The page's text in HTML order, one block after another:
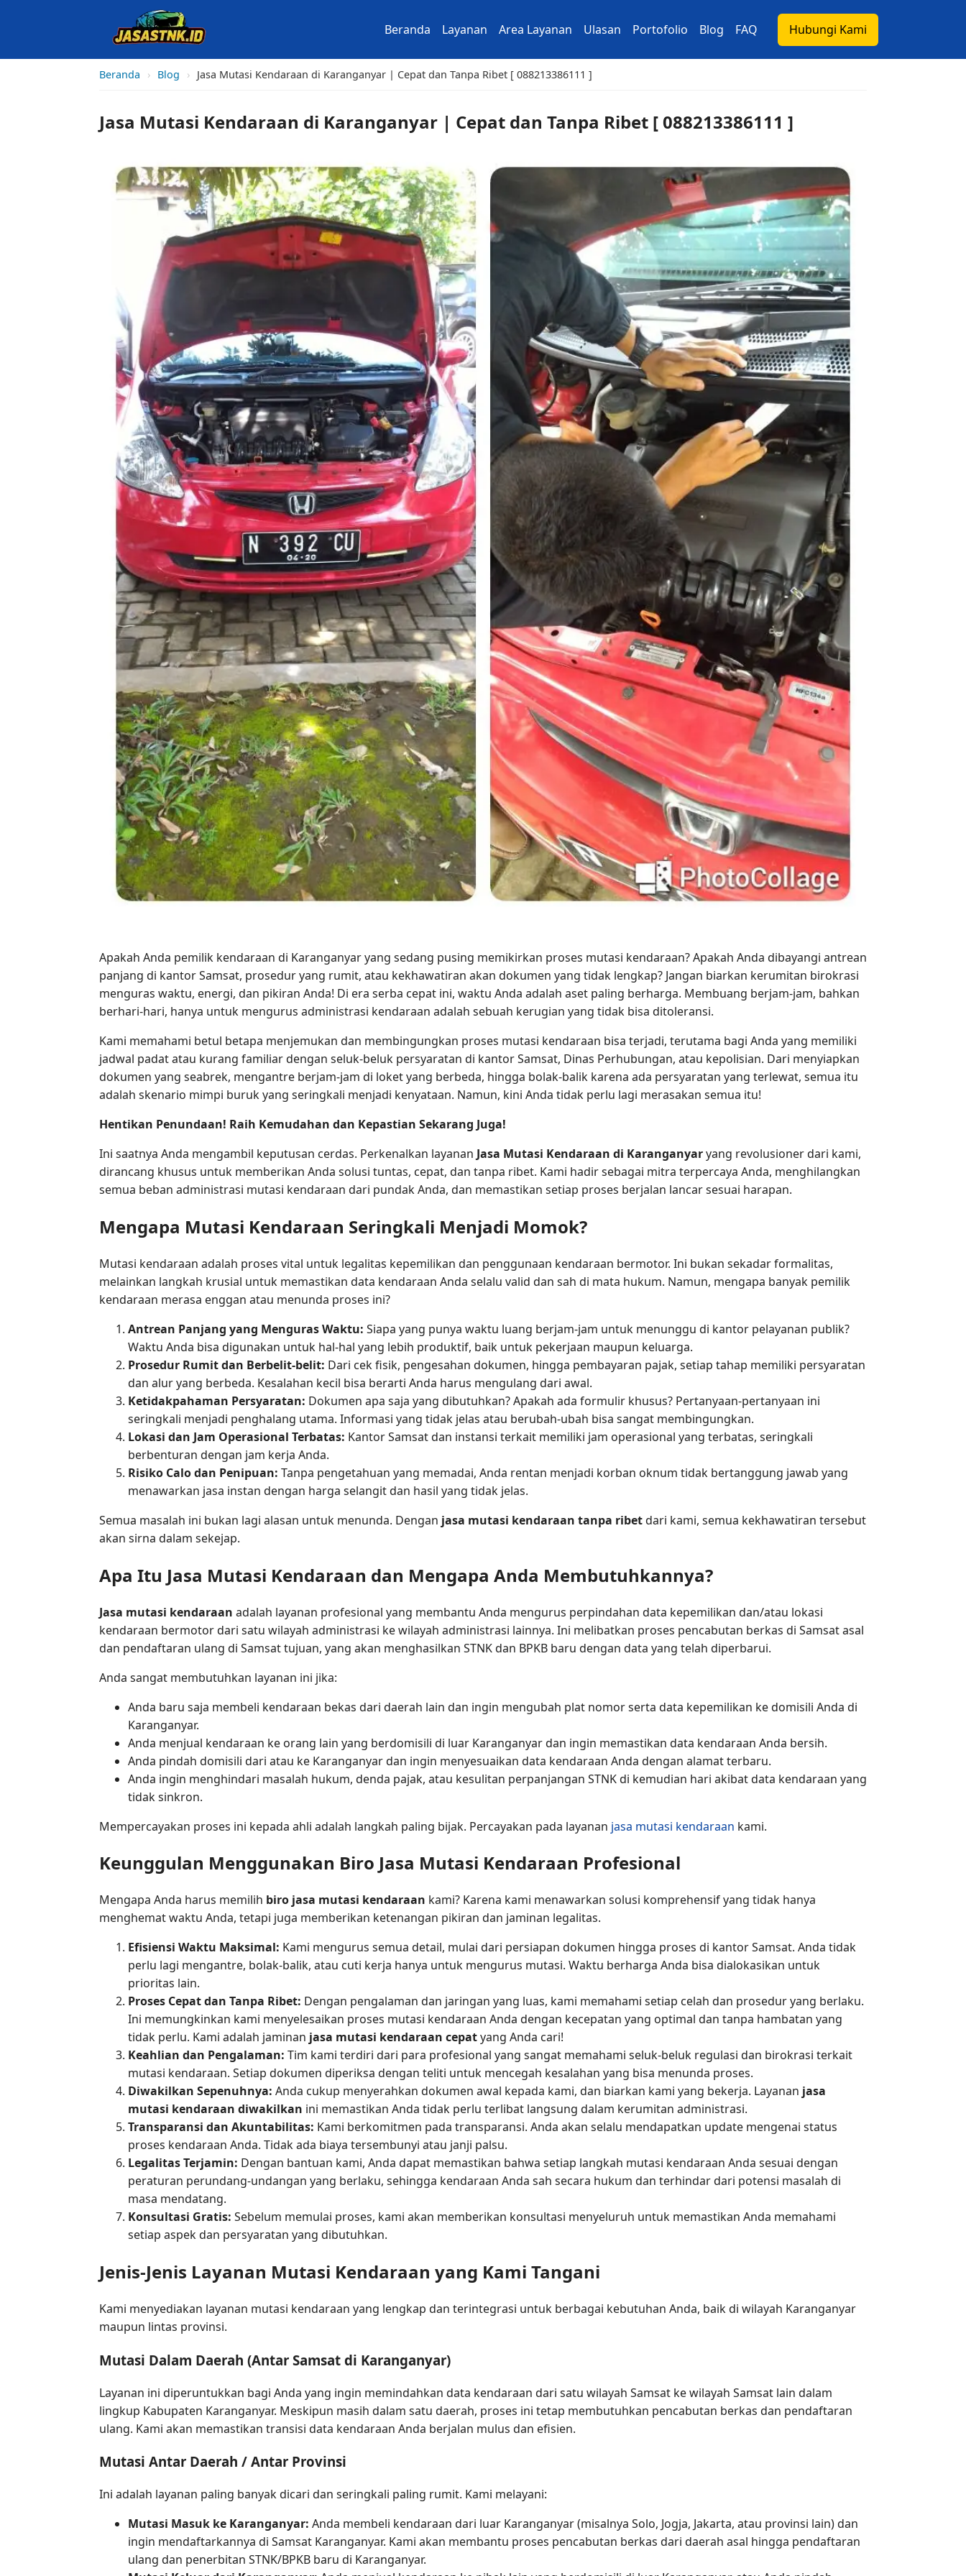
Beranda Layanan Area Layanan Ulasan Portofolio Blog FAQ Hubungi Kami
Beranda › Blog › Jasa Mutasi Kendaraan di Karanganyar | Cepat dan Tanpa Ribet [ 088213386111 ]
Jasa Mutasi Kendaraan di Karanganyar | Cepat dan Tanpa Ribet [ 088213386111 ]
Apakah Anda pemilik kendaraan di Karanganyar yang sedang pusing memikirkan proses mutasi kendaraan? Apakah Anda dibayangi antrean
panjang di kantor Samsat, prosedur yang rumit, atau kekhawatiran akan dokumen yang tidak lengkap? Jangan biarkan kerumitan birokrasi
menguras waktu, energi, dan pikiran Anda! Di era serba cepat ini, waktu Anda adalah aset paling berharga. Membuang berjam-jam, bahkan
berhari-hari, hanya untuk mengurus administrasi kendaraan adalah sebuah kerugian yang tidak bisa ditoleransi.
Kami memahami betul betapa menjemukan dan membingungkan proses mutasi kendaraan bisa terjadi, terutama bagi Anda yang memiliki
jadwal padat atau kurang familiar dengan seluk-beluk persyaratan di kantor Samsat, Dinas Perhubungan, atau kepolisian. Dari menyiapkan
dokumen yang seabrek, mengantre berjam-jam di loket yang berbeda, hingga bolak-balik karena ada persyaratan yang terlewat, semua itu
adalah skenario mimpi buruk yang seringkali menjadi kenyataan. Namun, kini Anda tidak perlu lagi merasakan semua itu!
Hentikan Penundaan! Raih Kemudahan dan Kepastian Sekarang Juga!
Ini saatnya Anda mengambil keputusan cerdas. Perkenalkan layanan Jasa Mutasi Kendaraan di Karanganyaryang revolusioner dari kami,
dirancang khusus untuk memberikan Anda solusi tuntas, cepat, dan tanpa ribet. Kami hadir sebagai mitra terpercaya Anda, menghilangkan
semua beban administrasi mutasi kendaraan dari pundak Anda, dan memastikan setiap proses berjalan lancar sesuai harapan.
Mengapa Mutasi Kendaraan Seringkali Menjadi Momok?
Mutasi kendaraan adalah proses vital untuk legalitas kepemilikan dan penggunaan kendaraan bermotor. Ini bukan sekadar formalitas,
melainkan langkah krusial untuk memastikan data kendaraan Anda selalu valid dan sah di mata hukum. Namun, mengapa banyak pemilik
kendaraan merasa enggan atau menunda proses ini?
Antrean Panjang yang Menguras Waktu: Siapa yang punya waktu luang berjam-jam untuk menunggu di kantor pelayanan publik?
Waktu Anda bisa digunakan untuk hal-hal yang lebih produktif, baik untuk pekerjaan maupun keluarga.
Prosedur Rumit dan Berbelit-belit: Dari cek fisik, pengesahan dokumen, hingga pembayaran pajak, setiap tahap memiliki persyaratan
dan alur yang berbeda. Kesalahan kecil bisa berarti Anda harus mengulang dari awal.
Ketidakpahaman Persyaratan: Dokumen apa saja yang dibutuhkan? Apakah ada formulir khusus? Pertanyaan-pertanyaan ini
seringkali menjadi penghalang utama. Informasi yang tidak jelas atau berubah-ubah bisa sangat membingungkan.
Lokasi dan Jam Operasional Terbatas: Kantor Samsat dan instansi terkait memiliki jam operasional yang terbatas, seringkali
berbenturan dengan jam kerja Anda.
Risiko Calo dan Penipuan: Tanpa pengetahuan yang memadai, Anda rentan menjadi korban oknum tidak bertanggung jawab yang
menawarkan jasa instan dengan harga selangit dan hasil yang tidak jelas.
Semua masalah ini bukan lagi alasan untuk menunda. Dengan jasa mutasi kendaraan tanpa ribetdari kami, semua kekhawatiran tersebut
akan sirna dalam sekejap.
Apa Itu Jasa Mutasi Kendaraan dan Mengapa Anda Membutuhkannya?
Jasa mutasi kendaraan adalah layanan profesional yang membantu Anda mengurus perpindahan data kepemilikan dan/atau lokasi
kendaraan bermotor dari satu wilayah administrasi ke wilayah administrasi lainnya. Ini melibatkan proses pencabutan berkas di Samsat asal
dan pendaftaran ulang di Samsat tujuan, yang akan menghasilkan STNK dan BPKB baru dengan data yang telah diperbarui.
Anda sangat membutuhkan layanan ini jika:
Anda baru saja membeli kendaraan bekas dari daerah lain dan ingin mengubah plat nomor serta data kepemilikan ke domisili Anda di
Karanganyar.
Anda menjual kendaraan ke orang lain yang berdomisili di luar Karanganyar dan ingin memastikan data kendaraan Anda bersih.
Anda pindah domisili dari atau ke Karanganyar dan ingin menyesuaikan data kendaraan Anda dengan alamat terbaru.
Anda ingin menghindari masalah hukum, denda pajak, atau kesulitan perpanjangan STNK di kemudian hari akibat data kendaraan yang
tidak sinkron.
Mempercayakan proses ini kepada ahli adalah langkah paling bijak. Percayakan pada layanan jasa mutasi kendaraan kami.
Keunggulan Menggunakan Biro Jasa Mutasi Kendaraan Profesional
Mengapa Anda harus memilih biro jasa mutasi kendaraan kami? Karena kami menawarkan solusi komprehensif yang tidak hanya
menghemat waktu Anda, tetapi juga memberikan ketenangan pikiran dan jaminan legalitas.
Efisiensi Waktu Maksimal: Kami mengurus semua detail, mulai dari persiapan dokumen hingga proses di kantor Samsat. Anda tidak
perlu lagi mengantre, bolak-balik, atau cuti kerja hanya untuk mengurus mutasi. Waktu berharga Anda bisa dialokasikan untuk
prioritas lain.
Proses Cepat dan Tanpa Ribet: Dengan pengalaman dan jaringan yang luas, kami memahami setiap celah dan prosedur yang berlaku.
Ini memungkinkan kami menyelesaikan proses mutasi kendaraan Anda dengan kecepatan yang optimal dan tanpa hambatan yang
tidak perlu. Kami adalah jaminan jasa mutasi kendaraan cepatyang Anda cari!
Keahlian dan Pengalaman: Tim kami terdiri dari para profesional yang sangat memahami seluk-beluk regulasi dan birokrasi terkait
mutasi kendaraan. Setiap dokumen diperiksa dengan teliti untuk mencegah kesalahan yang bisa menunda proses.
Diwakilkan Sepenuhnya: Anda cukup menyerahkan dokumen awal kepada kami, dan biarkan kami yang bekerja. Layanan jasa
mutasi kendaraan diwakilkan ini memastikan Anda tidak perlu terlibat langsung dalam kerumitan administrasi.
Transparansi dan Akuntabilitas: Kami berkomitmen pada transparansi. Anda akan selalu mendapatkan update mengenai status
proses kendaraan Anda. Tidak ada biaya tersembunyi atau janji palsu.
Legalitas Terjamin: Dengan bantuan kami, Anda dapat memastikan bahwa setiap langkah mutasi kendaraan Anda sesuai dengan
peraturan perundang-undangan yang berlaku, sehingga kendaraan Anda sah secara hukum dan terhindar dari potensi masalah di
masa mendatang.
Konsultasi Gratis: Sebelum memulai proses, kami akan memberikan konsultasi menyeluruh untuk memastikan Anda memahami
setiap aspek dan persyaratan yang dibutuhkan.
Jenis-Jenis Layanan Mutasi Kendaraan yang Kami Tangani
Kami menyediakan layanan mutasi kendaraan yang lengkap dan terintegrasi untuk berbagai kebutuhan Anda, baik di wilayah Karanganyar
maupun lintas provinsi.
Mutasi Dalam Daerah (Antar Samsat di Karanganyar)
Layanan ini diperuntukkan bagi Anda yang ingin memindahkan data kendaraan dari satu wilayah Samsat ke wilayah Samsat lain dalam
lingkup Kabupaten Karanganyar. Meskipun masih dalam satu daerah, proses ini tetap membutuhkan pencabutan berkas dan pendaftaran
ulang. Kami akan memastikan transisi data kendaraan Anda berjalan mulus dan efisien.
Mutasi Antar Daerah / Antar Provinsi
Ini adalah layanan paling banyak dicari dan seringkali paling rumit. Kami melayani:
Mutasi Masuk ke Karanganyar: Anda membeli kendaraan dari luar Karanganyar (misalnya Solo, Jogja, Jakarta, atau provinsi lain) dan
ingin mendaftarkannya di Samsat Karanganyar. Kami akan membantu proses pencabutan berkas dari daerah asal hingga pendaftaran
ulang dan penerbitan STNK/BPKB baru di Karanganyar.